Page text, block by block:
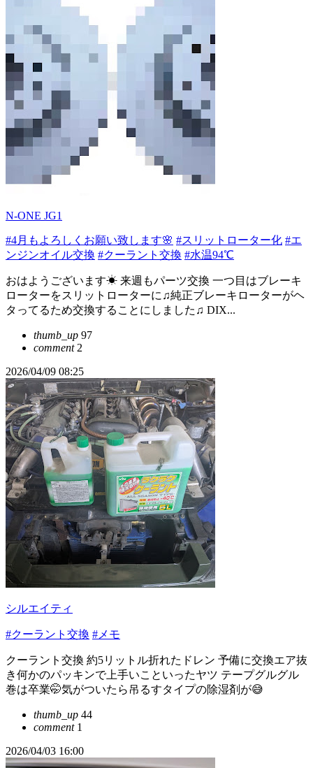
N-ONE JG1
#4月もよろしくお願い致します🌸 #スリットローター化 #エ
ンジンオイル交換 #クーラント交換 #水温94℃
おはようございます☀ 来週もパーツ交換 一つ目はブレーキ
ローターをスリットローターに♫純正ブレーキローターがヘ
タってるため交換することにしました♫ DIX...
thumb_up 97
comment2
2026/04/09 08:25
シルエイティ
#クーラント交換 #メモ
クーラント交換 約5リットル折れたドレン 予備に交換エア抜
き何かのパッキンで上手いこといったヤツ テープグルグル
巻は卒業🤭気がついたら吊るすタイプの除湿剤が😅
thumb_up 44
comment1
2026/04/03 16:00